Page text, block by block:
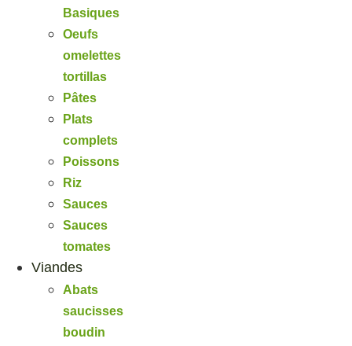
Basiques
Oeufs
omelettes
tortillas
Pâtes
Plats
complets
Poissons
Riz
Sauces
Sauces
tomates
Viandes
Abats
saucisses
boudin